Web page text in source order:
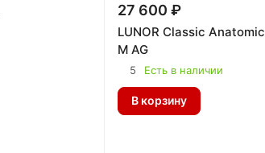
27 600 ₽
LUNOR Classic Anatomic
M AG
5 Есть в наличии
В корзину